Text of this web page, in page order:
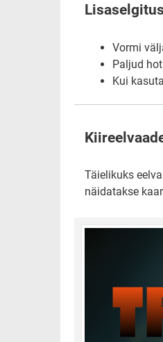
Vormi
Paljud
Kui
Täielikuks
näidatakse